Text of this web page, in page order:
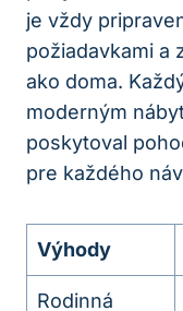
je vždy
požiadavkami a
ako doma.
moderným
poskytoval
pre každého
Výhody
Rodinná